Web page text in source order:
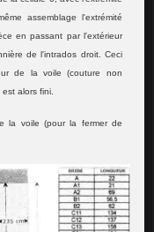
assemblage l'extrémité
en passant par l'extérieur
de l'intrados droit. Ceci
de la voile (couture non
alors fini.
la voile (pour la fermer de